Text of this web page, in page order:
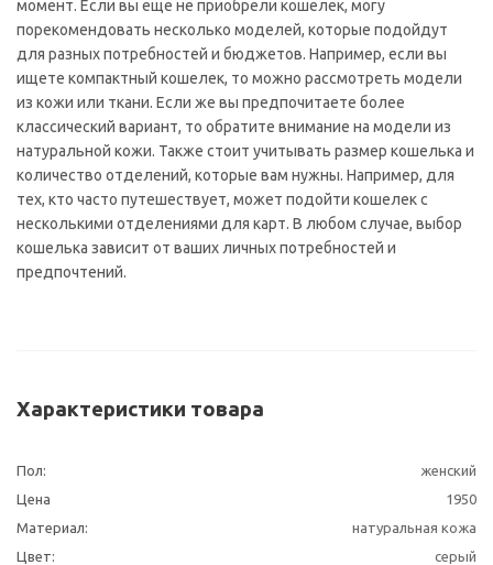
момент. Если вы еще не приобрели кошелек, могу
порекомендовать несколько моделей, которые подойдут
для разных потребностей и бюджетов. Например, если вы
ищете компактный кошелек, то можно рассмотреть модели
из кожи или ткани. Если же вы предпочитаете более
классический вариант, то обратите внимание на модели из
натуральной кожи. Также стоит учитывать размер кошелька и
количество отделений, которые вам нужны. Например, для
тех, кто часто путешествует, может подойти кошелек с
несколькими отделениями для карт. В любом случае, выбор
кошелька зависит от ваших личных потребностей и
предпочтений.
Характеристики товара
Пол:
женский
Цена
1950
Материал:
натуральная кожа
Цвет:
серый